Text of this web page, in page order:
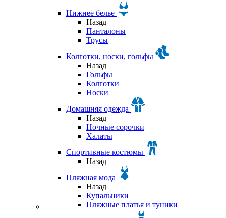
Нижнее белье
Назад
Панталоны
Трусы
Колготки, носки, гольфы
Назад
Гольфы
Колготки
Носки
Домашняя одежда
Назад
Ночные сорочки
Халаты
Спортивные костюмы
Назад
Пляжная мода
Назад
Купальники
Пляжные платья и туники